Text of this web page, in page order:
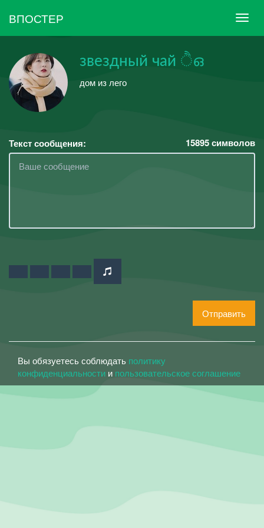
ВПОСТЕР
звездный чай ੈഒ
дом из лего
Текст сообщения: 15895символов
Отправить
Вы обязуетесь соблюдать политику
конфиденциальности и пользовательское соглашение